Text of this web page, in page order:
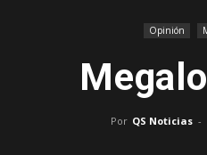
Opinión
Por QS Noticias -